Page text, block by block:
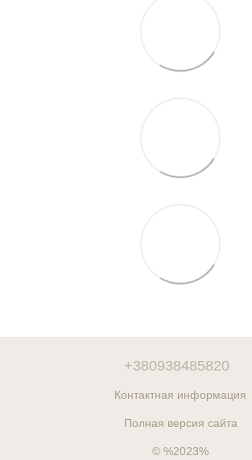
+380938485820
Контактная информация
Полная версия сайта
© %2023%